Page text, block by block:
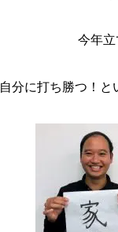
今年
自分に打ち勝つ！